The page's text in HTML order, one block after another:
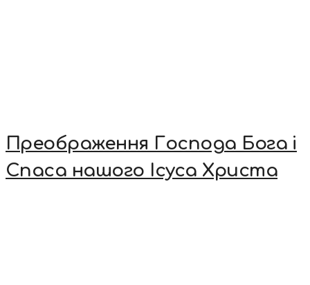
Преображення Господа Бога і
Спаса нашого Ісуса Христа